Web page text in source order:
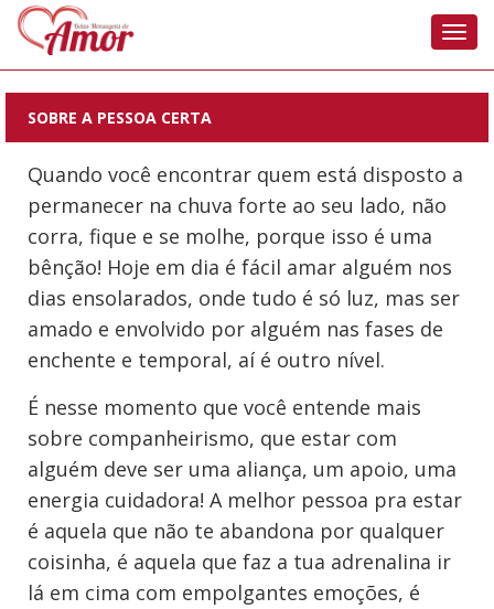
SOBRE A PESSOA CERTA
Quando você encontrar quem está disposto a
permanecer na chuva forte ao seu lado, não
corra, fique e se molhe, porque isso é uma
bênção! Hoje em dia é fácil amar alguém nos
dias ensolarados, onde tudo é só luz, mas ser
amado e envolvido por alguém nas fases de
enchente e temporal, aí é outro nível.
É nesse momento que você entende mais
sobre companheirismo, que estar com
alguém deve ser uma aliança, um apoio, uma
energia cuidadora! A melhor pessoa pra estar
é aquela que não te abandona por qualquer
coisinha, é aquela que faz a tua adrenalina ir
lá em cima com empolgantes emoções, é